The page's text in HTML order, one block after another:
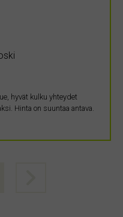
hyvät kulku yhteydet
Hinta on suuntaa antava.